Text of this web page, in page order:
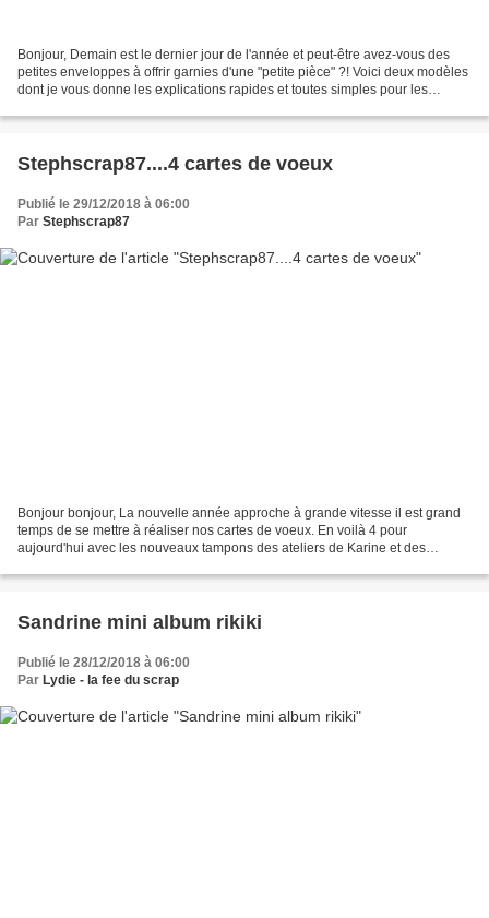
Bonjour, Demain est le dernier jour de l'année et peut-être avez-vous des
petites enveloppes à offrir garnies d'une "petite pièce" ?! Voici deux modèles
dont je vous donne les explications rapides et toutes simples pour les
Stephscrap87....4 cartes de voeux
Publié le 29/12/2018 à 06:00
Par Stephscrap87
Bonjour bonjour, La nouvelle année approche à grande vitesse il est grand
temps de se mettre à réaliser nos cartes de voeux. En voilà 4 pour
aujourd'hui avec les nouveaux tampons des ateliers de Karine et des
Sandrine mini album rikiki
Publié le 28/12/2018 à 06:00
Par Lydie - la fee du scrap